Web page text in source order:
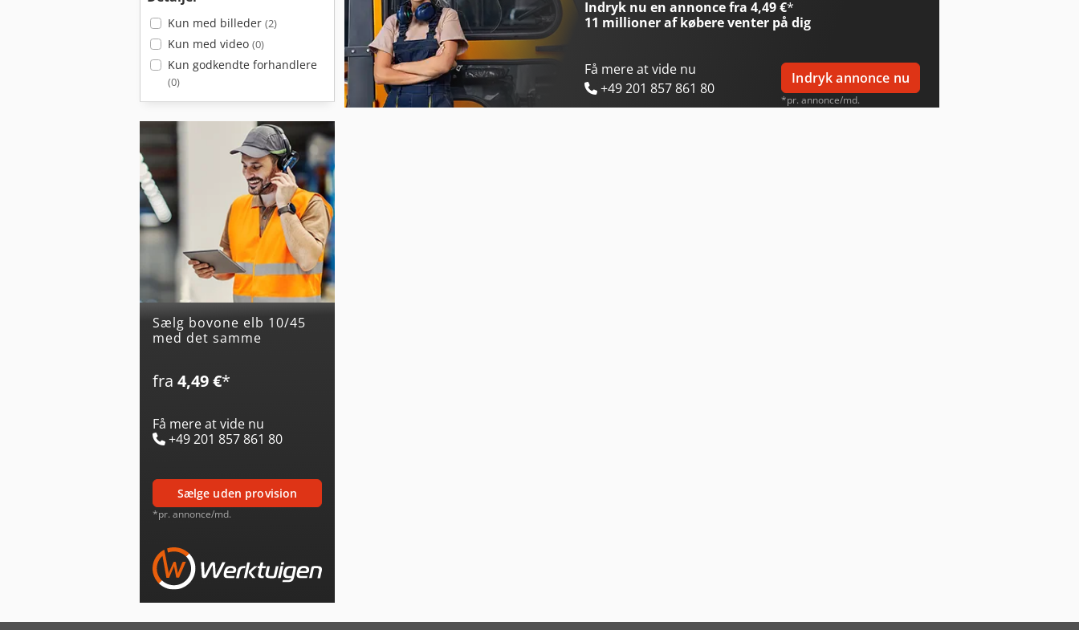
Kun med billeder (2)
Kun med video (0)
Kun godkendte forhandlere
(0)
Sælg bovone elb 10/45
med det samme
fra 4,49 €*
Få mere at vide nu
+49 201 857 861 80
sælge uden provision
*pr. annonce/md.
Indryk nu en annonce fra 4,49 €*
11 millioner af købereventer på dig
Få mere at vide nu
+49 201 857 861 80
Indryk annonce nu
*pr. annonce/md.